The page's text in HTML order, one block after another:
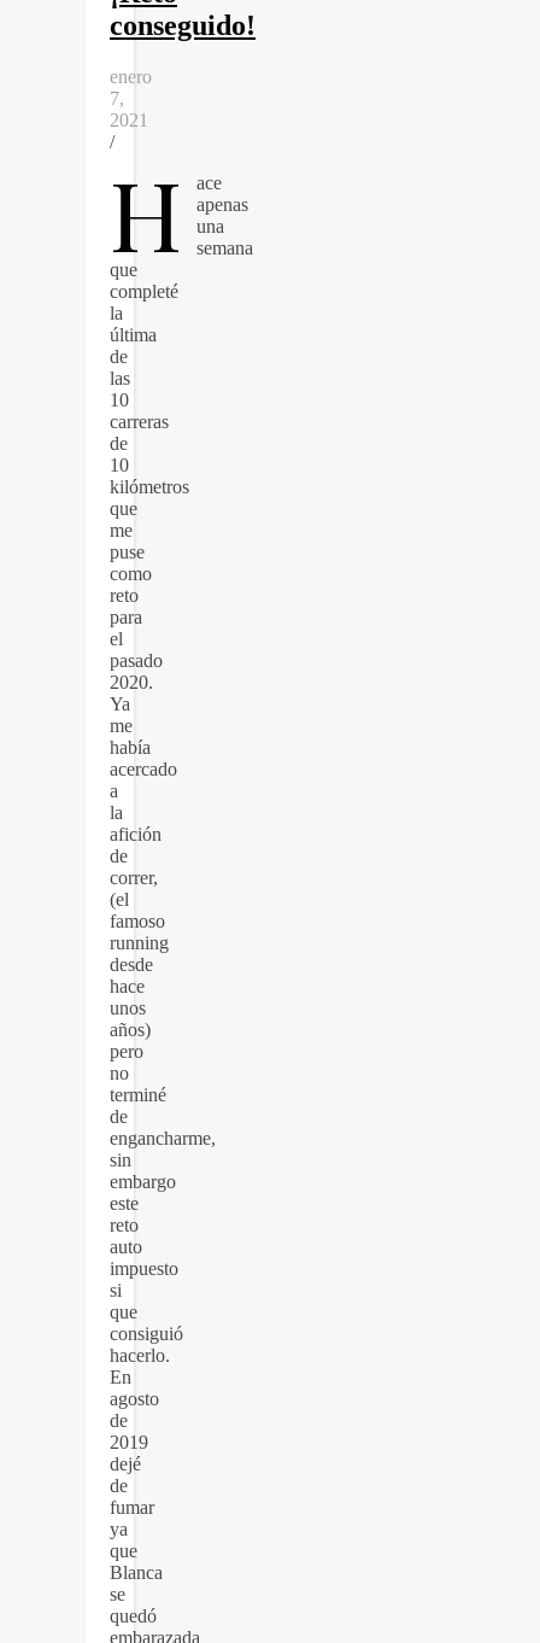
conseguido!
enero
7,
2021
/
H
ace
apenas
una
semana
que
completé
la
última
de
las
10
carreras
de
10
kilómetros
que
me
puse
como
reto
para
el
pasado
2020.
Ya
me
había
acercado
a
la
afición
de
correr,
(el
famoso
running
desde
hace
unos
años)
pero
no
terminé
de
engancharme,
sin
embargo
este
reto
auto
impuesto
si
que
consiguió
hacerlo.
En
agosto
de
2019
dejé
de
fumar
ya
que
Blanca
se
quedó
embarazada